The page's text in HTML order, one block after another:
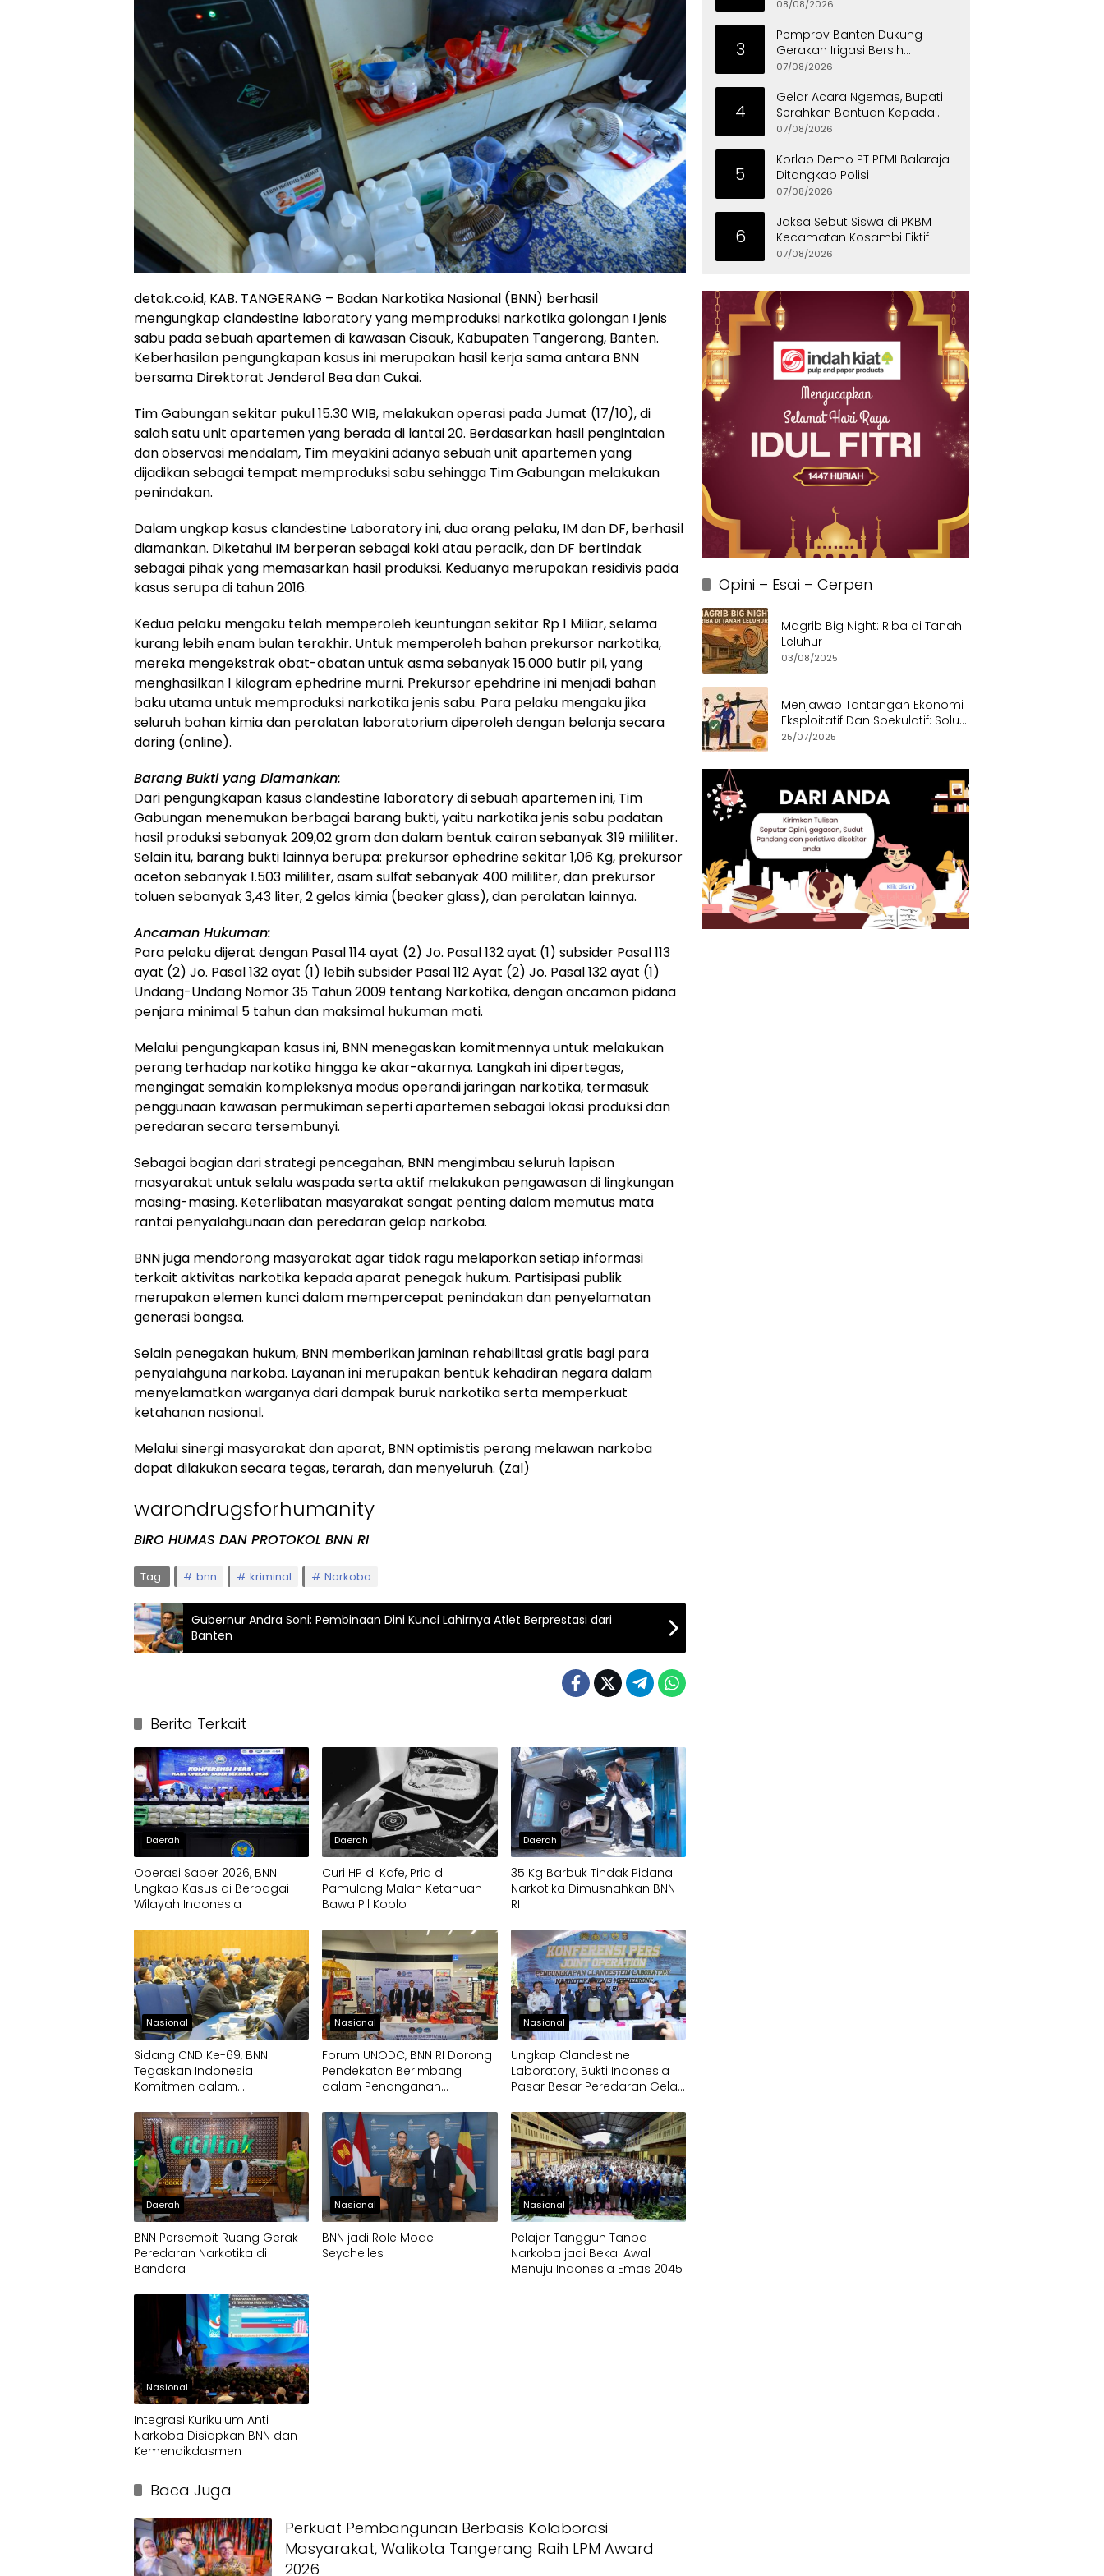
detak.co.id, KAB. TANGERANG – Badan Narkotika Nasional (BNN) berhasil
mengungkap clandestine laboratory yang memproduksi narkotika golongan I jenis
sabu pada sebuah apartemen di kawasan Cisauk, Kabupaten Tangerang, Banten.
Keberhasilan pengungkapan kasus ini merupakan hasil kerja sama antara BNN
bersama Direktorat Jenderal Bea dan Cukai.
Tim Gabungan sekitar pukul 15.30 WIB, melakukan operasi pada Jumat (17/10), di
salah satu unit apartemen yang berada di lantai 20. Berdasarkan hasil pengintaian
dan observasi mendalam, Tim meyakini adanya sebuah unit apartemen yang
dijadikan sebagai tempat memproduksi sabu sehingga Tim Gabungan melakukan
penindakan.
Dalam ungkap kasus clandestine Laboratory ini, dua orang pelaku, IM dan DF, berhasil
diamankan. Diketahui IM berperan sebagai koki atau peracik, dan DF bertindak
sebagai pihak yang memasarkan hasil produksi. Keduanya merupakan residivis pada
kasus serupa di tahun 2016.
Kedua pelaku mengaku telah memperoleh keuntungan sekitar Rp 1 Miliar, selama
kurang lebih enam bulan terakhir. Untuk memperoleh bahan prekursor narkotika,
mereka mengekstrak obat-obatan untuk asma sebanyak 15.000 butir pil, yang
menghasilkan 1 kilogram ephedrine murni. Prekursor epehdrine ini menjadi bahan
baku utama untuk memproduksi narkotika jenis sabu. Para pelaku mengaku jika
seluruh bahan kimia dan peralatan laboratorium diperoleh dengan belanja secara
daring (online).
Barang Bukti yang Diamankan:
Dari pengungkapan kasus clandestine laboratory di sebuah apartemen ini, Tim
Gabungan menemukan berbagai barang bukti, yaitu narkotika jenis sabu padatan
hasil produksi sebanyak 209,02 gram dan dalam bentuk cairan sebanyak 319 mililiter.
Selain itu, barang bukti lainnya berupa: prekursor ephedrine sekitar 1,06 Kg, prekursor
aceton sebanyak 1.503 mililiter, asam sulfat sebanyak 400 mililiter, dan prekursor
toluen sebanyak 3,43 liter, 2 gelas kimia (beaker glass), dan peralatan lainnya.
Ancaman Hukuman:
Para pelaku dijerat dengan Pasal 114 ayat (2) Jo. Pasal 132 ayat (1) subsider Pasal 113
ayat (2) Jo. Pasal 132 ayat (1) lebih subsider Pasal 112 Ayat (2) Jo. Pasal 132 ayat (1)
Undang-Undang Nomor 35 Tahun 2009 tentang Narkotika, dengan ancaman pidana
penjara minimal 5 tahun dan maksimal hukuman mati.
Melalui pengungkapan kasus ini, BNN menegaskan komitmennya untuk melakukan
perang terhadap narkotika hingga ke akar-akarnya. Langkah ini dipertegas,
mengingat semakin kompleksnya modus operandi jaringan narkotika, termasuk
penggunaan kawasan permukiman seperti apartemen sebagai lokasi produksi dan
peredaran secara tersembunyi.
Sebagai bagian dari strategi pencegahan, BNN mengimbau seluruh lapisan
masyarakat untuk selalu waspada serta aktif melakukan pengawasan di lingkungan
masing-masing. Keterlibatan masyarakat sangat penting dalam memutus mata
rantai penyalahgunaan dan peredaran gelap narkoba.
BNN juga mendorong masyarakat agar tidak ragu melaporkan setiap informasi
terkait aktivitas narkotika kepada aparat penegak hukum. Partisipasi publik
merupakan elemen kunci dalam mempercepat penindakan dan penyelamatan
generasi bangsa.
Selain penegakan hukum, BNN memberikan jaminan rehabilitasi gratis bagi para
penyalahguna narkoba. Layanan ini merupakan bentuk kehadiran negara dalam
menyelamatkan warganya dari dampak buruk narkotika serta memperkuat
ketahanan nasional.
Melalui sinergi masyarakat dan aparat, BNN optimistis perang melawan narkoba
dapat dilakukan secara tegas, terarah, dan menyeluruh. (Zal)
warondrugsforhumanity
BIRO HUMAS DAN PROTOKOL BNN RI
Tag: bnn kriminal Narkoba
Gubernur Andra Soni: Pembinaan Dini Kunci Lahirnya Atlet Berprestasi dari
Banten
Berita Terkait
Daerah
Operasi Saber 2026, BNN
Ungkap Kasus di Berbagai
Wilayah Indonesia
Daerah
Curi HP di Kafe, Pria di
Pamulang Malah Ketahuan
Bawa Pil Koplo
Daerah
35 Kg Barbuk Tindak Pidana
Narkotika Dimusnahkan BNN
RI
Nasional
Sidang CND Ke-69, BNN
Tegaskan Indonesia
Komitmen dalam
Nasional
Forum UNODC, BNN RI Dorong
Pendekatan Berimbang
dalam Penanganan
Nasional
Ungkap Clandestine
Laboratory, Bukti Indonesia
Pasar Besar Peredaran Gelap
Daerah
BNN Persempit Ruang Gerak
Peredaran Narkotika di
Bandara
Nasional
BNN jadi Role Model
Seychelles
Nasional
Pelajar Tangguh Tanpa
Narkoba jadi Bekal Awal
Menuju Indonesia Emas 2045
Nasional
Integrasi Kurikulum Anti
Narkoba Disiapkan BNN dan
Kemendikdasmen
Baca Juga
Perkuat Pembangunan Berbasis Kolaborasi
Masyarakat, Walikota Tangerang Raih LPM Award
2026
08/08/2026
3
Pemprov Banten Dukung
Gerakan Irigasi Bersih
Kementerian Pekerjaan Umum
07/08/2026
4
Gelar Acara Ngemas, Bupati
Serahkan Bantuan Kepada
Penyandang Disabilitas
07/08/2026
5
Korlap Demo PT PEMI Balaraja
Ditangkap Polisi
07/08/2026
6
Jaksa Sebut Siswa di PKBM
Kecamatan Kosambi Fiktif
07/08/2026
Opini – Esai – Cerpen
Magrib Big Night: Riba di Tanah
Leluhur
03/08/2025
Menjawab Tantangan Ekonomi
Eksploitatif Dan Spekulatif: Solusi
Etis dan Berkeadilan
25/07/2025